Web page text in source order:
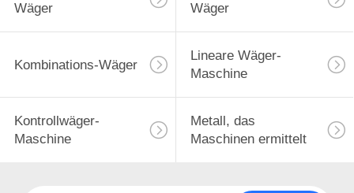
Wäger
Wäger
Kombinations-Wäger
Lineare Wäger-
Maschine
Kontrollwäger-
Maschine
Metall, das
Maschinen ermittelt